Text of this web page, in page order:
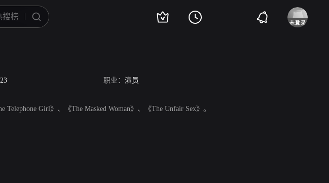
职业： 演员
Girl》、《The Masked Woman》、《The Unfair Sex》。